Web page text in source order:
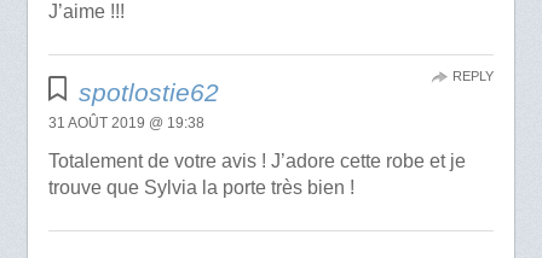
J’aime !!!
spotlostie62
31 AOÛT 2019 @ 19:38
Totalement de votre avis ! J’adore cette robe et je
trouve que Sylvia la porte très bien !
REPLY